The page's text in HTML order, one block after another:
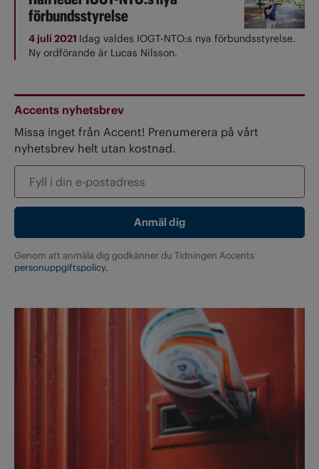
förbundsstyrelse
4 juli 2021 Idag valdes IOGT-NTO:s nya förbundsstyrelse.
Ny ordförande är Lucas Nilsson.
Accents nyhetsbrev
Missa inget från Accent! Prenumerera på vårt
nyhetsbrev helt utan kostnad.
Genom att anmäla dig godkänner du Tidningen Accents
personuppgiftspolicy.